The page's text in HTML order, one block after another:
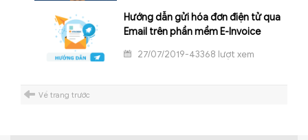
Hướng dẫn gửi hóa đơn điện tử qua
Email trên phần mềm E-Invoice
27/07/2019-43368 lượt xem
Về trang trước